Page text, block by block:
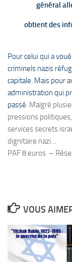
général
obtient des
Pour celui qui a
criminels nazis
capitale. Mais pour
administration qui
passé. Malgré
pressions
services secrets
dignitaire nazi…
PAF 8 euros –
VOUS